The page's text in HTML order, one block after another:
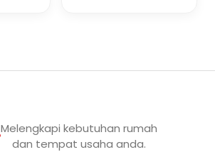
Melengkapi kebutuhan rumah
dan tempat usaha anda.